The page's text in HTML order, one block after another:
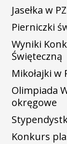
Jasełka w
Pierniczki
Wyniki
Święteczną
Mikołajki w
Olimpiada
okręgowe
Konkurs